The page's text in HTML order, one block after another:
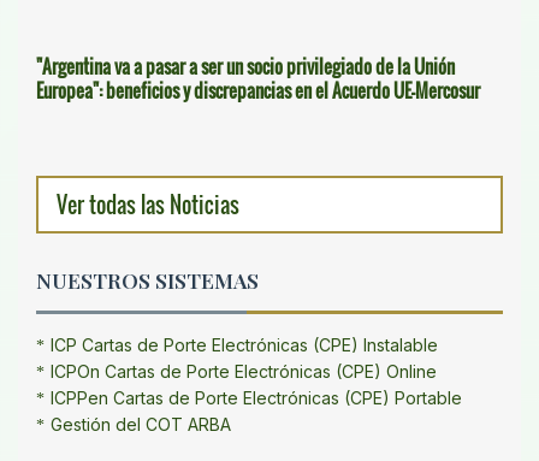
"Argentina va a pasar a ser un socio privilegiado de la Unión
Europea": beneficios y discrepancias en el Acuerdo UE-Mercosur
Ver todas las Noticias
NUESTROS SISTEMAS
ICP Cartas de Porte Electrónicas (CPE) Instalable
ICPOn Cartas de Porte Electrónicas (CPE) Online
ICPPen Cartas de Porte Electrónicas (CPE) Portable
Gestión del COT ARBA